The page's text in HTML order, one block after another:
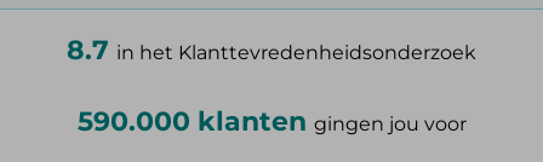
8.7 in het Klanttevredenheidsonderzoek
590.000 klanten gingen jou voor